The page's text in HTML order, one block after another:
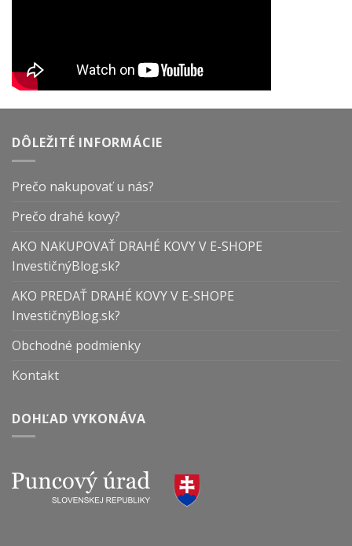
DÔLEŽITÉ INFORMÁCIE
Prečo nakupovať u nás?
Prečo drahé kovy?
AKO NAKUPOVAŤ DRAHÉ KOVY V E-SHOPE
InvestičnýBlog.sk?
AKO PREDAŤ DRAHÉ KOVY V E-SHOPE
InvestičnýBlog.sk?
Obchodné podmienky
Kontakt
DOHĽAD VYKONÁVA